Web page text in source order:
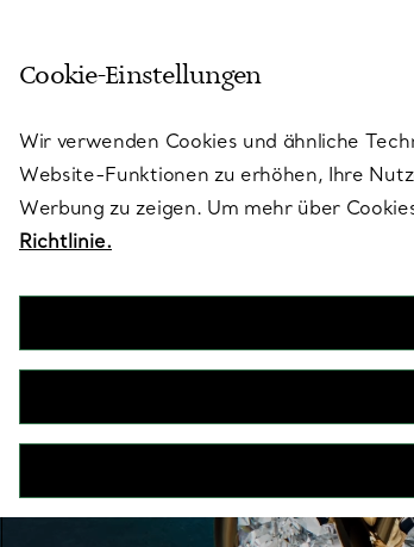
Cookie-Einstellungen
Wir verwenden Cookies und ähnliche
Website-Funktionen zu erhöhen, Ihre
Werbung zu zeigen. Um mehr über
Richtlinie.